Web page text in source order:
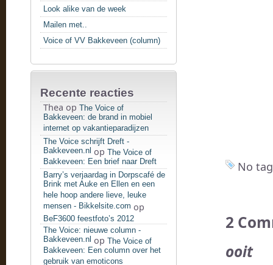
Look alike van de week
Mailen met..
Voice of VV Bakkeveen (column)
Recente reacties
Thea op The Voice of
Bakkeveen: de brand in mobiel
internet op vakantieparadijzen
The Voice schrijft Dreft -
Bakkeveen.nl op The Voice of
Bakkeveen: Een brief naar Dreft
Barry’s verjaardag in Dorpscafé de
Brink met Auke en Ellen en een
hele hoop andere lieve, leuke
mensen - Bikkelsite.com op
BeF3600 feestfoto’s 2012
The Voice: nieuwe column -
Bakkeveen.nl op The Voice of
Bakkeveen: Een column over het
gebruik van emoticons
No
2
ooit